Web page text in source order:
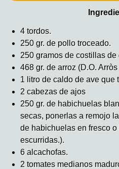
4 tordos.
250 gr. de pollo troceado.
250 gramos de costillas de
468 gr. de arroz (D.O.
1 litro de caldo de ave que
2 cabezas de ajos
250 gr. de habichuelas
secas, ponerlas a remojo
de habichuelas en fresco
escurridas.).
6 alcachofas.
2 tomates medianos